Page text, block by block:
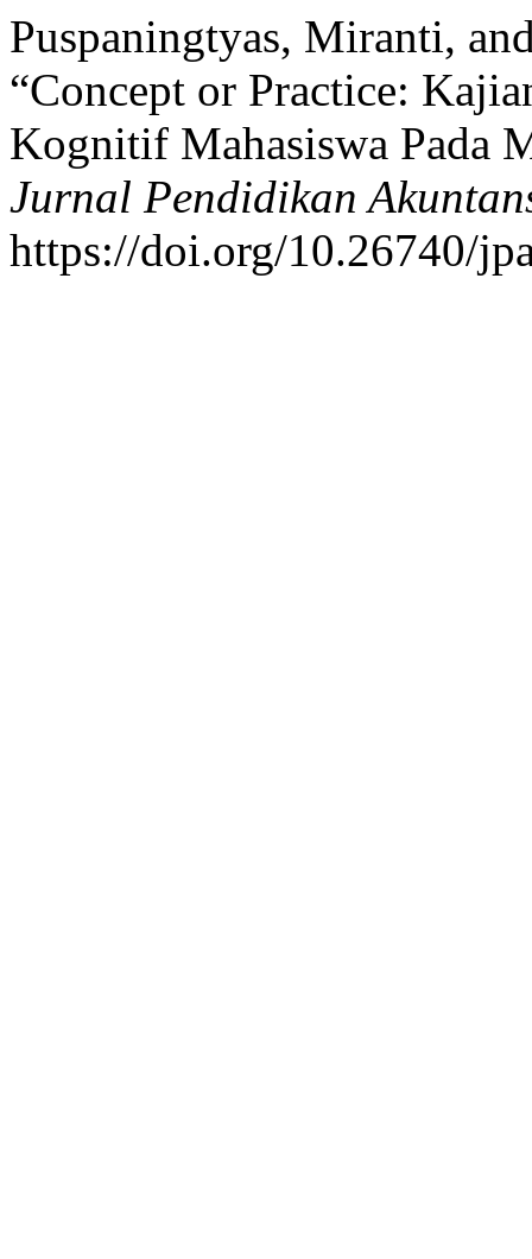
Puspaningtyas, Miranti,
“Concept or Practice:
Kognitif Mahasiswa Pada
Jurnal Pendidikan
https://doi.org/10.26740/